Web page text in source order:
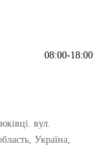
08:00-18:00
вул.
Україна,